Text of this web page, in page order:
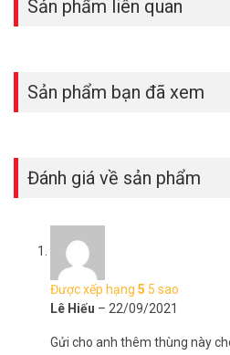
Sản phẩm liên quan
Sản phẩm bạn đã xem
Đánh giá về sản phẩm
Được xếp hạng 5 5 sao
Lê Hiếu – 22/09/2021
Gửi cho anh thêm thùng này